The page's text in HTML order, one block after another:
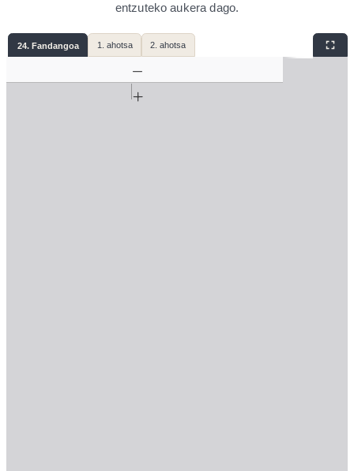
entzuteko aukera dago.
24. Fandangoa 1. ahotsa 2. ahotsa